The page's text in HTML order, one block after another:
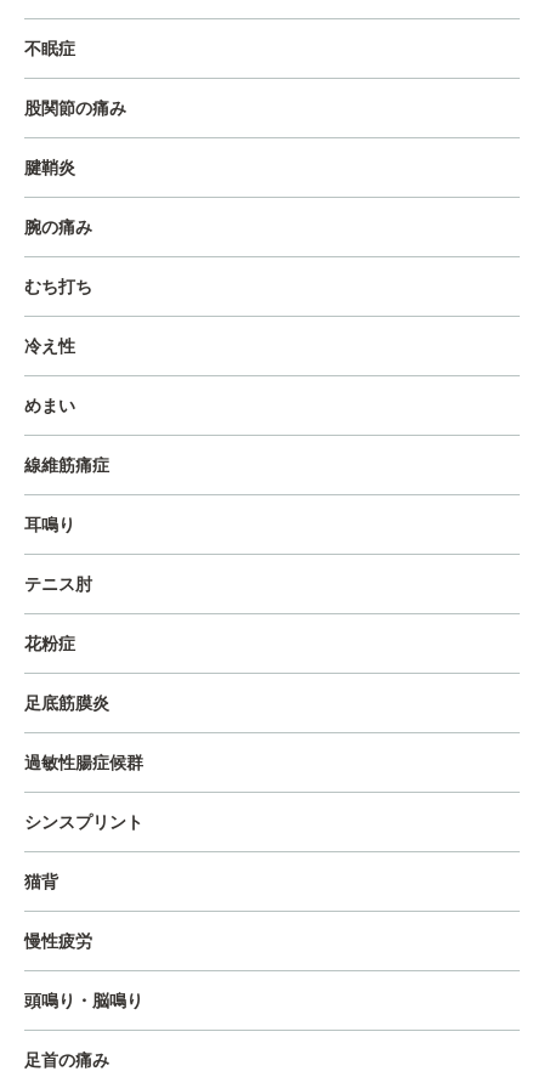
不眠症
股関節の痛み
腱鞘炎
腕の痛み
むち打ち
冷え性
めまい
線維筋痛症
耳鳴り
テニス肘
花粉症
足底筋膜炎
過敏性腸症候群
シンスプリント
猫背
慢性疲労
頭鳴り・脳鳴り
足首の痛み